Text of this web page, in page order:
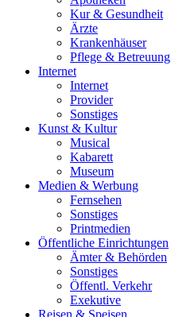
Kur & Gesundheit
Ärzte
Krankenhäuser
Pflege & Betreuung
Internet
Internet
Provider
Sonstiges
Kunst & Kultur
Musical
Kabarett
Museum
Medien & Werbung
Fernsehen
Sonstiges
Printmedien
Öffentliche Einrichtungen
Ämter & Behörden
Sonstiges
Öffentl. Verkehr
Exekutive
Reisen & Speisen